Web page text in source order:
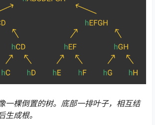
一棵倒置的树。底部一排叶子，相互结
生成根。